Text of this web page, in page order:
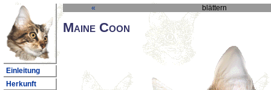
Einleitung
Herkunft
« blättern
Maine Coon